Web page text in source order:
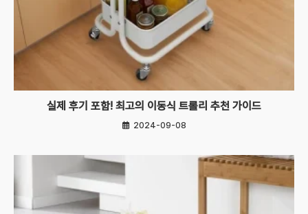
실제 후기 포함! 최고의 이동식 트롤리 추천 가이드
2024-09-08